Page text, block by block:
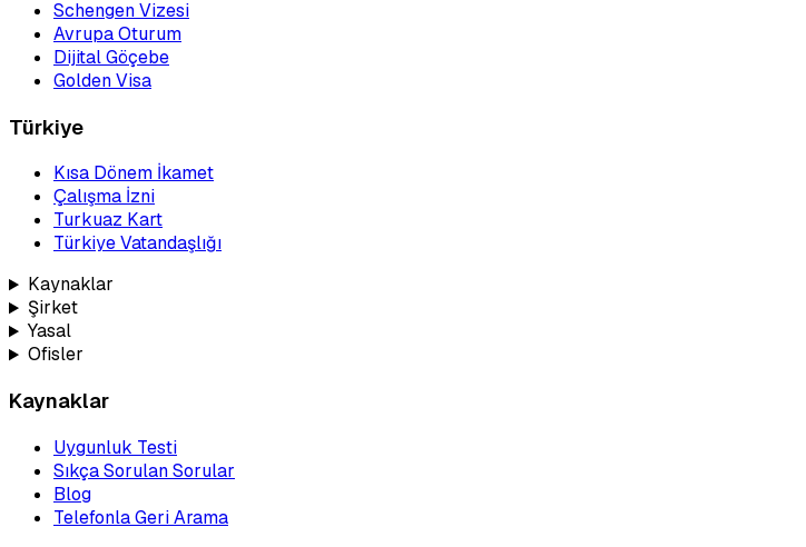
Schengen Vizesi
Avrupa Oturum
Dijital Göçebe
Golden Visa
Türkiye
Kısa Dönem İkamet
Çalışma İzni
Turkuaz Kart
Türkiye Vatandaşlığı
Kaynaklar
Şirket
Yasal
Ofisler
Kaynaklar
Uygunluk Testi
Sıkça Sorulan Sorular
Blog
Telefonla Geri Arama